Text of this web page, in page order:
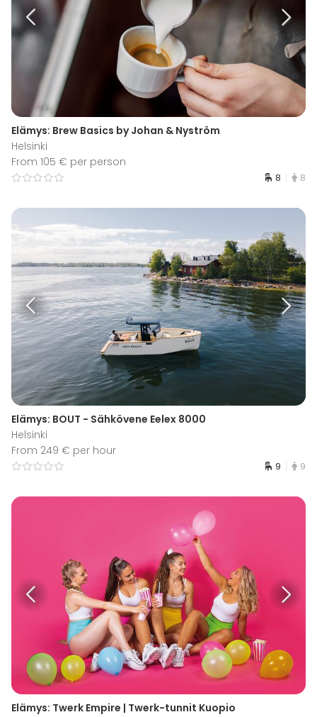
Elämys: Brew Basics by Johan & Nyström
Helsinki
From 105 € per person
8 8
Elämys: BOUT - Sähkövene Eelex 8000
Helsinki
From 249 € per hour
9 9
Elämys: Twerk Empire | Twerk-tunnit Kuopio